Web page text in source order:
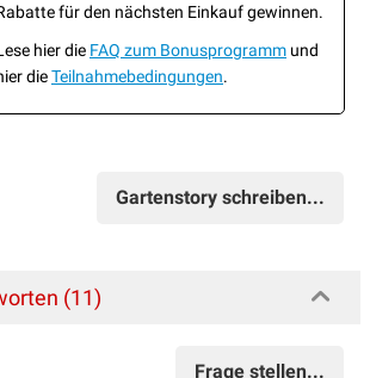
für den nächsten Einkauf gewinnen.
hier die FAQ zum Bonusprogramm und
dieTeilnahmebedingungen.
Gartenstory schreiben...
(11)
Frage stellen...